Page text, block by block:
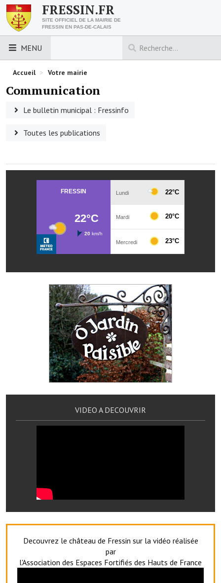
FRESSIN.FR
SITE OFFICIEL DE LA MAIRIE DE
FRESSIN EN PAS-DE-CALAIS
MENU
LES ESSENTIELS
Découvrez Fressin
Venir à Fressin
Urbanisme
Les foulées fressinoises
Démarches administratives
Numéros d'urgence
Terrains et maisons à vendre
VOTRE MAIRIE
Elus et agents
Le personnel municipal
Les moyens financiers
Actions et projets
Procès verbaux des conseils municipaux
Communication
Le bulletin municipal : Fressinfo & Le Fressinois
Accueil > Votre mairie
Communication
Le bulletin municipal : Fressinfo
Toutes les publications
VIDEO A DECOUVRIR
Decouvrez le château de Fressin sur la vidéo réalisée
par
l'Association des Espaces Fortifiés des Hauts de France